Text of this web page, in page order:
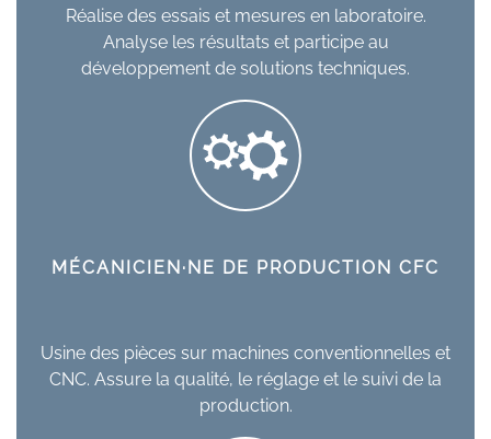
Réalise des essais et mesures en laboratoire.
Analyse les résultats et participe au
développement de solutions techniques.
MÉCANICIEN·NE DE PRODUCTION CFC
Usine des pièces sur machines conventionnelles et
CNC. Assure la qualité, le réglage et le suivi de la
production.